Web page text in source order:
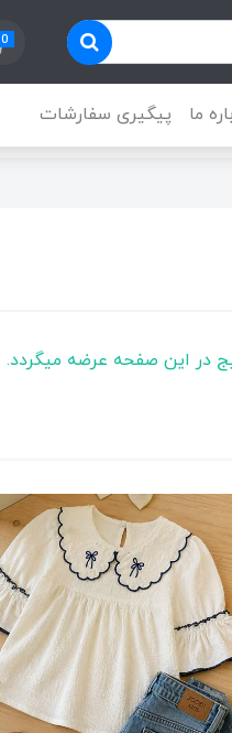
0
ما پیگیری سفارشات
در این صفحه عرضه میگردد.